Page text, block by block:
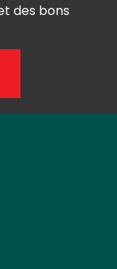
des bons